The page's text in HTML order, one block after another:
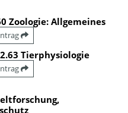
Zoologie: Allgemeines
Tierphysiologie